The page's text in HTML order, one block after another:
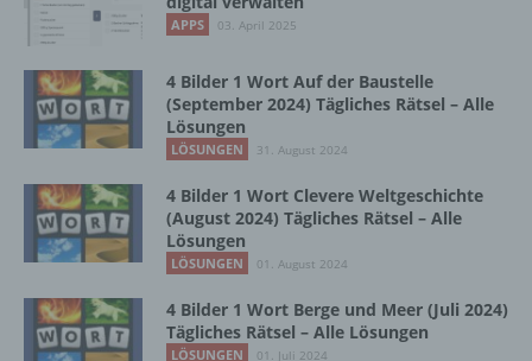
APPS 03. April 2025
4 Bilder 1 Wort Auf der Baustelle
(September 2024) Tägliches Rätsel – Alle
Lösungen
LÖSUNGEN 31. August 2024
4 Bilder 1 Wort Clevere Weltgeschichte
(August 2024) Tägliches Rätsel – Alle
Lösungen
LÖSUNGEN 01. August 2024
4 Bilder 1 Wort Berge und Meer (Juli 2024)
Tägliches Rätsel – Alle Lösungen
LÖSUNGEN 01. Juli 2024
dass die personenbezogenen Daten nicht
natürlichen Person zugewiesen werden.
g) Verantwortlicher oder für die Verarbeitung
Verantwortlicher oder für die Verarbeitung
Verantwortlicher ist die natürliche oder
juristische Person, Behörde, Einrichtung
oder andere Stelle, die allein oder
gemeinsam mit anderen über die Zwecke
und Mittel der Verarbeitung von